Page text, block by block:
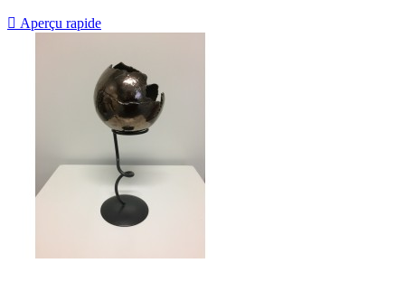
 Aperçu rapide